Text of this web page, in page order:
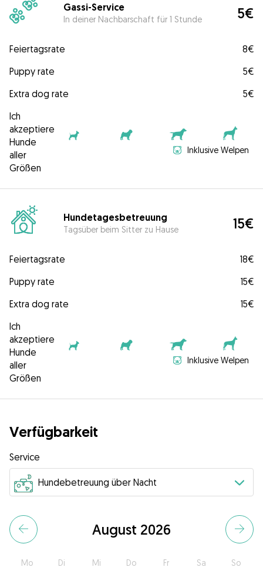
Gassi-Service
In deiner Nachbarschaft für 1 Stunde 5€
Feiertagsrate
8€
Puppy rate
5€
Extra dog rate
5€
Ich
akzeptiere
Hunde
aller
Größen
Inklusive Welpen
Hundetagesbetreuung
Tagsüber beim Sitter zu Hause 15€
Feiertagsrate
18€
Puppy rate
15€
Extra dog rate
15€
Ich
akzeptiere
Hunde
aller
Größen
Inklusive Welpen
Verfügbarkeit
Service
August 2026
Mo Di Mi Do Fr Sa So